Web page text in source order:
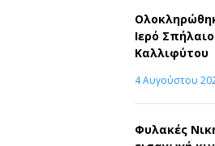
Ιερό
Καλλιφύτου
4 Αυγούστου
Φυλακές